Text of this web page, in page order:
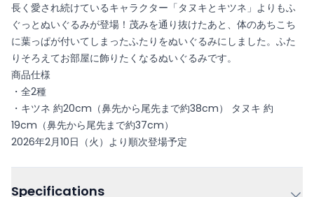
長く愛され続けているキャラクター「タヌキとキツネ」よりもふ
ぐっとぬいぐるみが登場！茂みを通り抜けたあと、体のあちこち
に葉っぱが付いてしまったふたりをぬいぐるみにしました。ふた
りそろえてお部屋に飾りたくなるぬいぐるみです。
商品仕様
・全2種
・キツネ 約20cm（鼻先から尾先まで約38cm） タヌキ 約
19cm（鼻先から尾先まで約37cm）
2026年2月10日（火）より順次登場予定
Specifications